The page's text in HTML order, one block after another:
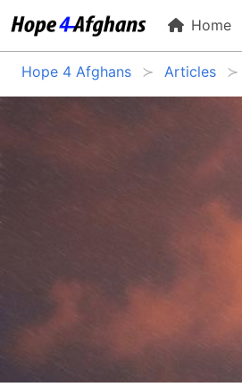
Home
Hope 4 Afghans Articles